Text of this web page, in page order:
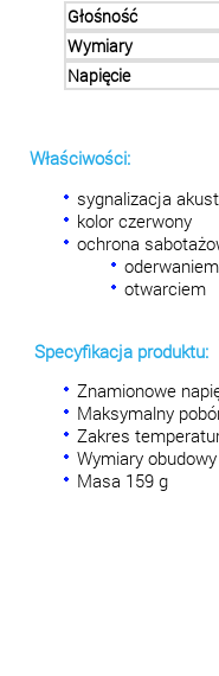
Głośność
Wymiary
Napięcie
Właściwości:
sygnalizacja
kolor czerwony
ochrona
otwarciem
Specyfikacja produktu:
Znamionowe
Maksymalny
Zakres
Wymiary
Masa 159 g